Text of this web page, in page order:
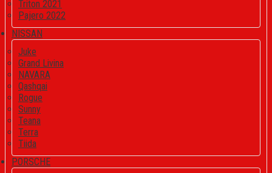
Triton 2021
Pajero 2022
NISSAN
Juke
Grand Livina
NAVARA
Qashqai
Rogue
Sunny
Teana
Terra
Tiida
PORSCHE